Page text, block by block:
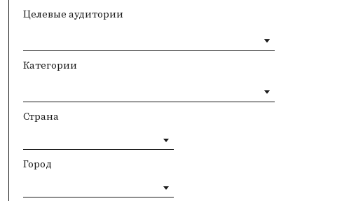
Целевые аудитории
Категории
Страна
Город